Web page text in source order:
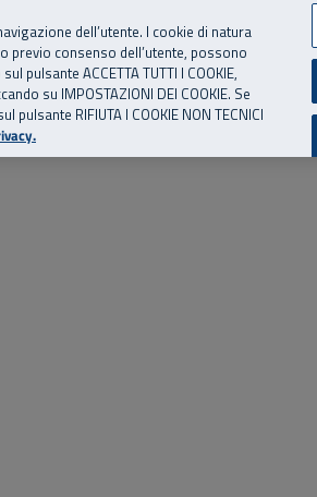
Risorse utili Supporto
dell’utente. I cookie di natura
consenso dell’utente, possono
ACCETTA TUTTI I COOKIE,
su IMPOSTAZIONI DEI COOKIE. Se
RIFIUTA I COOKIE NON TECNICI